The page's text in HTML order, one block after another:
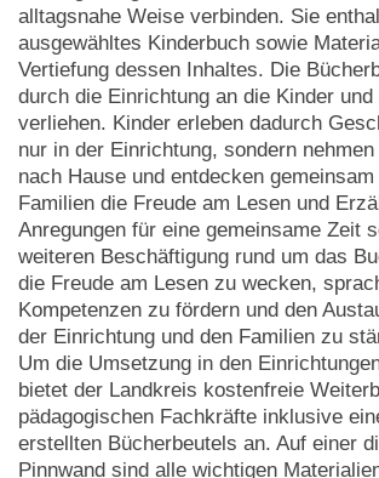
alltagsnahe Weise verbinden. Sie
ausgewähltes Kinderbuch sowie
Vertiefung dessen Inhaltes. Die
durch die Einrichtung an die Kinder
verliehen. Kinder erleben dadurch
nur in der Einrichtung, sondern
nach Hause und entdecken
Familien die Freude am Lesen und
Anregungen für eine gemeinsame Zeit
weiteren Beschäftigung rund um das
die Freude am Lesen zu wecken,
Kompetenzen zu fördern und den
der Einrichtung und den Familien zu
Um die Umsetzung in den
bietet der Landkreis kostenfreie
pädagogischen Fachkräfte inklusive
erstellten Bücherbeutels an. Auf einer
Pinnwand sind alle wichtigen